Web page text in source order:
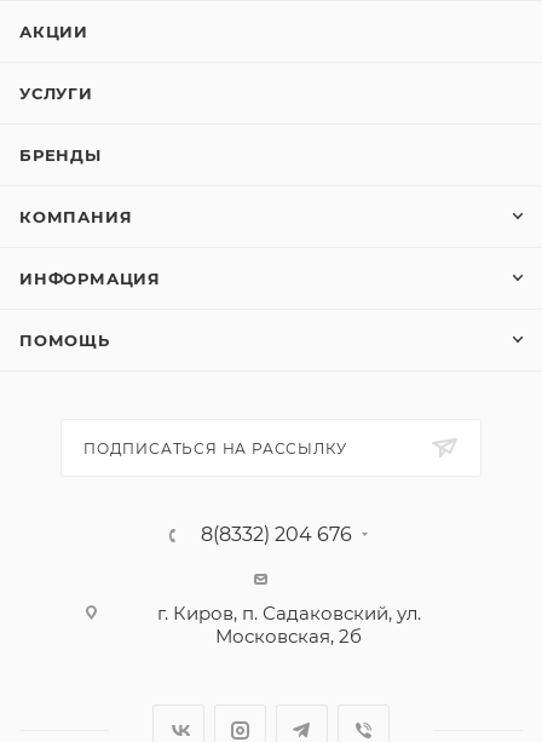
АКЦИИ
УСЛУГИ
БРЕНДЫ
КОМПАНИЯ
ИНФОРМАЦИЯ
ПОМОЩЬ
ПОДПИСАТЬСЯ НА РАССЫЛКУ
8(8332) 204 676
г. Киров, п. Садаковский, ул.
Московская, 2б